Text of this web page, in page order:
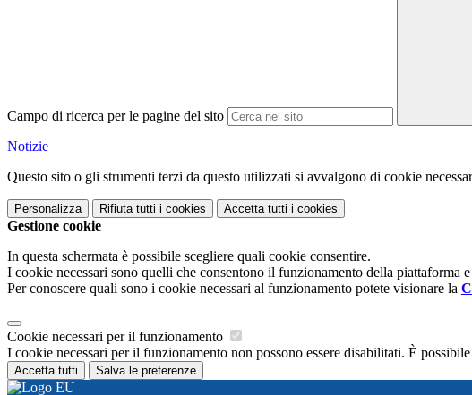
Campo di ricerca per le pagine del sito
Notizie
Questo sito o gli strumenti terzi da questo utilizzati si avvalgono di cookie
Personalizza Rifiuta tutti i cookies Accetta tutti i cookies
Gestione cookie
In questa schermata è possibile scegliere quali cookie consentire.
I cookie necessari sono quelli che consentono il funzionamento della piattaforma
Per conoscere quali sono i cookie necessari al funzionamento potete visionare la
Cookie necessari per il funzionamento
I cookie necessari per il funzionamento non possono essere disabilitati. È
Accetta tutti Salva le preferenze